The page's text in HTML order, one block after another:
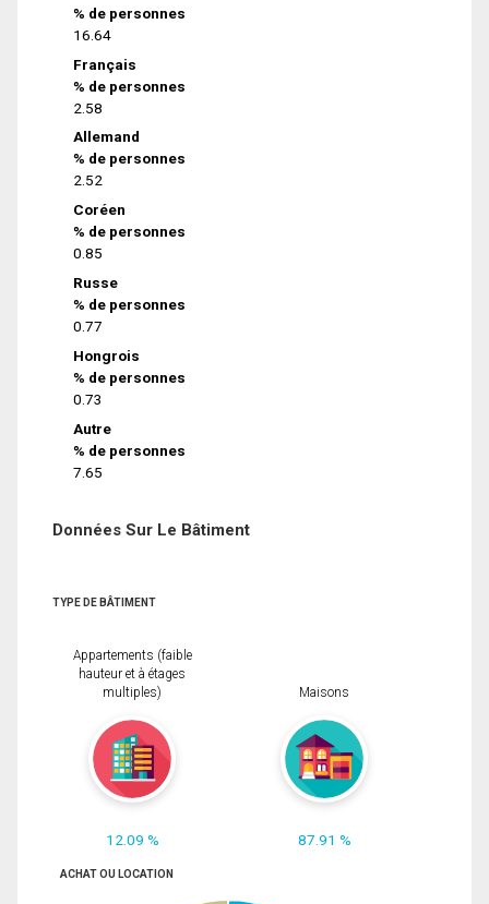
% de personnes
16.64
Français
% de personnes
2.58
Allemand
% de personnes
2.52
Coréen
% de personnes
0.85
Russe
% de personnes
0.77
Hongrois
% de personnes
0.73
Autre
% de personnes
7.65
Données Sur Le Bâtiment
TYPE DE BÂTIMENT
Appartements (faible
hauteur et à étages
multiples)
12.09 %
Maisons
87.91 %
ACHAT OU LOCATION